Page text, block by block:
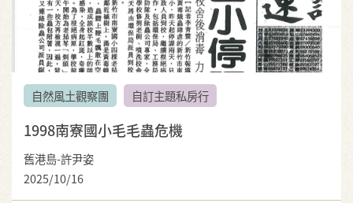
自然風土觀察團 自訂主題私房行
1998南寮國小毛毛蟲危機
舊港島-許尹姿
2025/10/16